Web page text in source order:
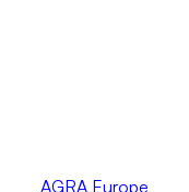
AGRA Europe